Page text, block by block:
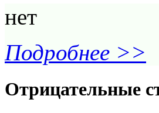
нет
Подробнее >>
Отрицательные